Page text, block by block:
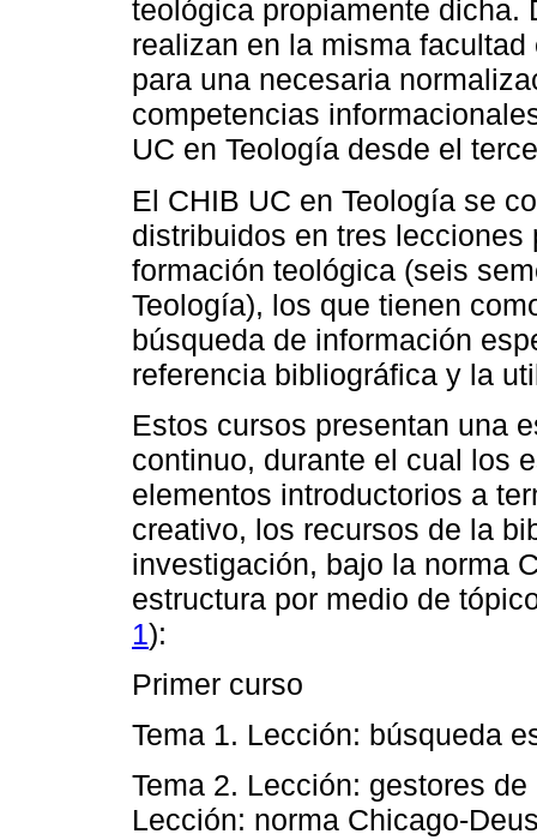
teológica propiamente dicha.
realizan en la misma
para una necesaria
competencias
UC en Teología desde el
El CHIB UC en Teología se
distribuidos en tres
formación teológica (seis
Teología), los que tienen
búsqueda de información
referencia bibliográfica y la
Estos cursos presentan una
continuo, durante el cual los
elementos introductorios a
creativo, los recursos de la
investigación, bajo la norma
estructura por medio de
1):
Primer curso
Tema 1. Lección: búsqueda
Tema 2. Lección: gestores
Lección: norma Chicago-